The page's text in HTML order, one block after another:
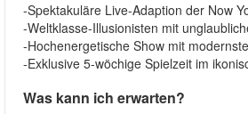
-Spektakuläre Live-Adaption der Now
-Weltklasse-Illusionisten mit
-Hochenergetische Show mit
-Exklusive 5-wöchige Spielzeit im
Was kann ich erwarten?